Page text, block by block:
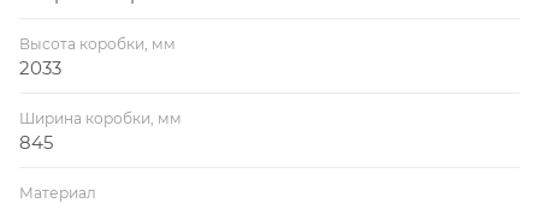
Высота коробки, мм
2033
Ширина коробки, мм
845
Материал